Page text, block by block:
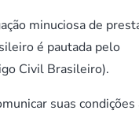
minuciosa de
é pautada pelo
Civil Brasileiro).
suas condições